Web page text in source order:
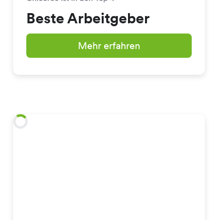
Beste Arbeitgeber
Mehr erfahren